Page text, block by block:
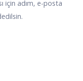
için adım, e-posta